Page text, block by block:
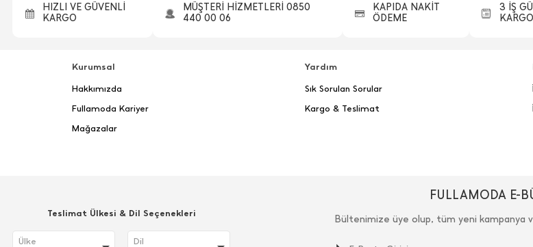
HIZLI VE GÜVENLİ
KARGO
MÜŞTERİ HİZMETLERİ 0850
440 00 06
KAPIDA NAKİT
ÖDEME
3 İŞ
KARGO
Kurumsal
Hakkımızda
Fullamoda Kariyer
Mağazalar
Yardım
Sık Sorulan Sorular
Kargo & Teslimat
Teslimat Ülkesi & Dil Seçenekleri
Ülke Dil
FULLAMODA E-
Bültenimize üye olup, tüm yeni kampanya